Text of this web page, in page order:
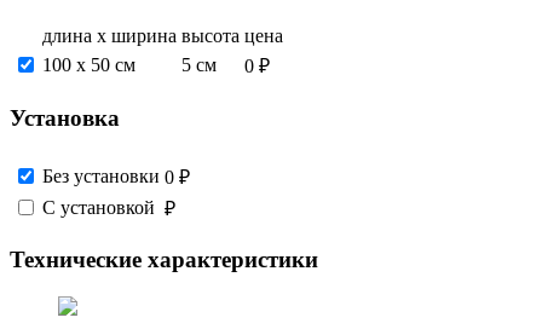
длина х ширина высота цена
100 х 50 см
5 см 0 ₽
Установка
Без установки 0 ₽
С установкой ₽
Технические характеристики